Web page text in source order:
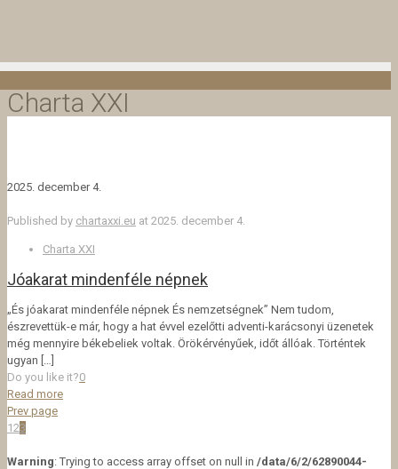
Charta XXI
2025. december 4.
Published by chartaxxi.eu at 2025. december 4.
Charta XXI
Jóakarat mindenféle népnek
„És jóakarat mindenféle népnek És nemzetségnek” Nem tudom,
észrevettük-e már, hogy a hat évvel ezelőtti adventi-karácsonyi üzenetek
még mennyire békebeliek voltak. Örökérvényűek, időt állóak. Történtek
ugyan […]
Do you like it?0
Read more
Prev page
123
Warning: Trying to access array offset on null in /data/6/2/62890044-